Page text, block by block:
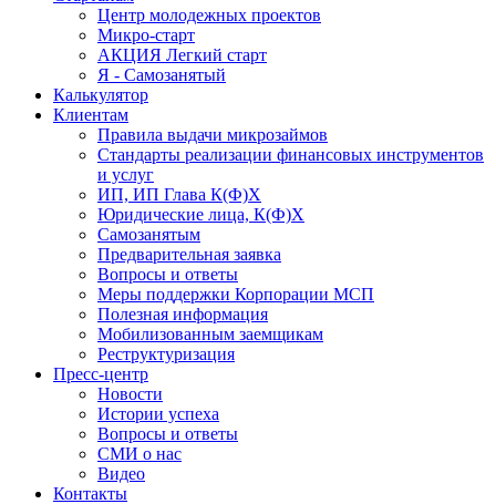
Центр молодежных проектов
Микро-старт
АКЦИЯ Легкий старт
Я - Самозанятый
Калькулятор
Клиентам
Правила выдачи микрозаймов
Стандарты реализации финансовых инструментов
и услуг
ИП, ИП Глава К(Ф)Х
Юридические лица, К(Ф)Х
Самозанятым
Предварительная заявка
Вопросы и ответы
Меры поддержки Корпорации МСП
Полезная информация
Мобилизованным заемщикам
Реструктуризация
Пресс-центр
Новости
Истории успеха
Вопросы и ответы
СМИ о нас
Видео
Контакты